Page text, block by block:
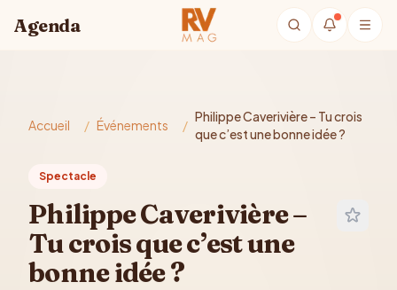
Agenda
Accueil / Événements /
Philippe Caverivière – Tu crois
que c’est une bonne idée ?
Spectacle
Philippe Caverivière –
Tu crois que c’est une
bonne idée ?